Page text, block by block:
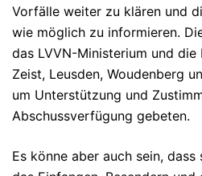
Vorfälle weiter zu klären und
wie möglich zu informieren.
das LVVN-Ministerium und
Zeist, Leusden, Woudenberg
um Unterstützung und
Abschussverfügung gebeten.
Es könne aber auch sein,